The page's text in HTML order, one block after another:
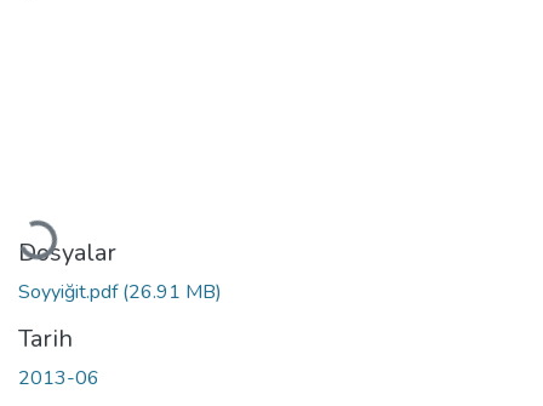
Yükleniyor...
Dosyalar
Soyyiğit.pdf(26.91 MB)
Tarih
2013-06